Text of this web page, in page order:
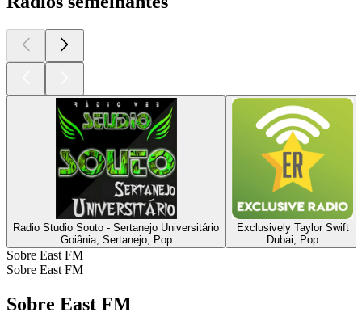
Radio Studio Souto - Sertanejo Universitário
Goiânia, Sertanejo, Pop
Exclusively Taylor Swift
Dubai, Pop
Sobre East FM
Sobre East FM
Sobre East FM